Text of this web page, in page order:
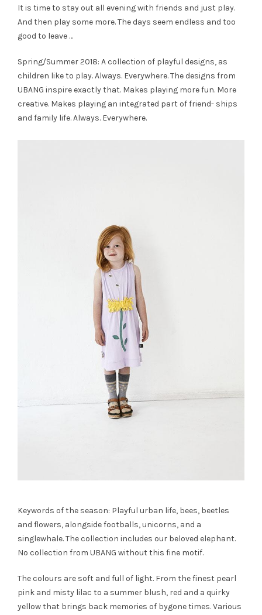
It is time to stay out all evening with friends and just play.
And then play some more. The days seem endless and too
good to leave …
Spring/Summer 2018: A collection of playful designs, as
children like to play. Always. Everywhere. The designs from
UBANG inspire exactly that. Makes playing more fun. More
creative. Makes playing an integrated part of friend- ships
and family life. Always. Everywhere.
Keywords of the season: Playful urban life, bees, beetles
and flowers, alongside footballs, unicorns, and a
singlewhale. The collection includes our beloved elephant.
No collection from UBANG without this fine motif.
The colours are soft and full of light. From the finest pearl
pink and misty lilac to a summer blush, red and a quirky
yellow that brings back memories of bygone times. Various